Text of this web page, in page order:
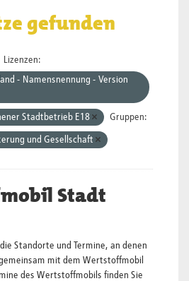
gefunden
Lizenzen:
- Namensnennung - Version
Stadtbetrieb E18 Gruppen:
und Gesellschaft
Stadt
Standorte und Termine, an denen
mit dem Wertstoffmobil
des Wertstoffmobils finden Sie